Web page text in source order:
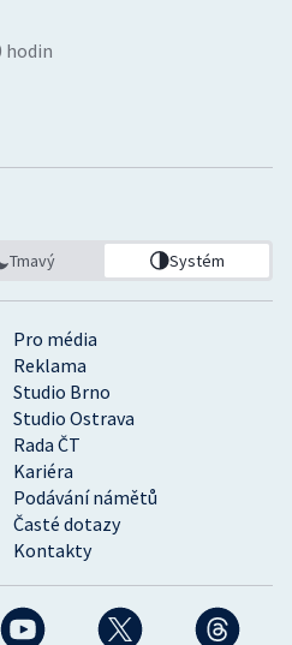
Pro média
Reklama
Studio Brno
Studio Ostrava
Rada ČT
Kariéra
Podávání námětů
Časté dotazy
Kontakty
hodin
Tmavý Systém